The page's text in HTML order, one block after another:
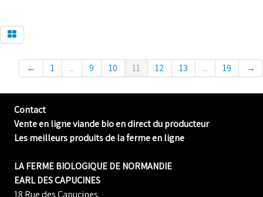
← 1 ... 9 10 11 12 13 ... 19 →
Contact
Vente en ligne viande bio en direct du producteur
Les meilleurs produits de la ferme en ligne
LA FERME BIOLOGIQUE DE NORMANDIE
EARL DES CAPUCINES
18 Rue des Capucines